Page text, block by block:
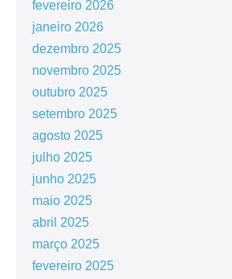
fevereiro 2026
janeiro 2026
dezembro 2025
novembro 2025
outubro 2025
setembro 2025
agosto 2025
julho 2025
junho 2025
maio 2025
abril 2025
março 2025
fevereiro 2025